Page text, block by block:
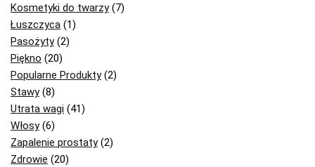
Kosmetyki do twarzy(7)
Łuszczyca (1)
Pasożyty(2)
Piękno (20)
Popularne Produkty(2)
Stawy(8)
Utrata wagi (41)
Włosy(6)
Zapalenie prostaty(2)
Zdrowie (20)